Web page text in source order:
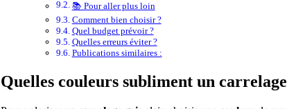
📚 Pour aller plus loin
Comment bien choisir ?
Quel budget prévoir ?
Quelles erreurs éviter ?
Publications similaires :
Quelles couleurs subliment un